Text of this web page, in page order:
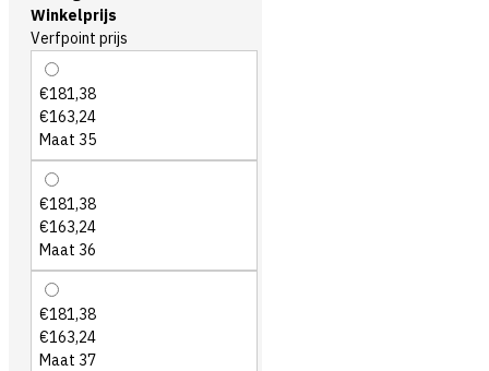
Winkelprijs
Verfpoint prijs
€181,38
€163,24
Maat 35
€181,38
€163,24
Maat 36
€181,38
€163,24
Maat 37